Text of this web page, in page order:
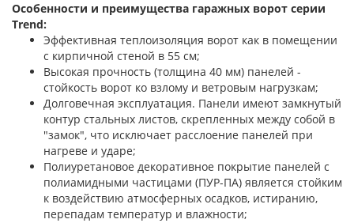
Особенности и преимущества гаражных ворот серии
Trend:
Эффективная теплоизоляция ворот как в помещении
с кирпичной стеной в 55 см;
Высокая прочность (толщина 40 мм) панелей -
стойкость ворот ко взлому и ветровым нагрузкам;
Долговечная эксплуатация. Панели имеют замкнутый
контур стальных листов, скрепленных между собой в
"замок", что исключает расслоение панелей при
нагреве и ударе;
Полиуретановое декоративное покрытие панелей с
полиамидными частицами (ПУР-ПА) является стойким
к воздействию атмосферных осадков, истиранию,
перепадам температур и влажности;